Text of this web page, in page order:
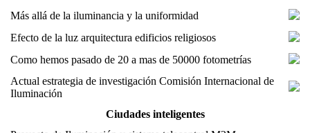
Más allá de la iluminancia y la uniformidad
Efecto de la luz arquitectura edificios religiosos
Como hemos pasado de 20 a mas de 50000 fotometrías
Actual estrategia de investigación Comisión Internacional de
Iluminación
Ciudades inteligentes